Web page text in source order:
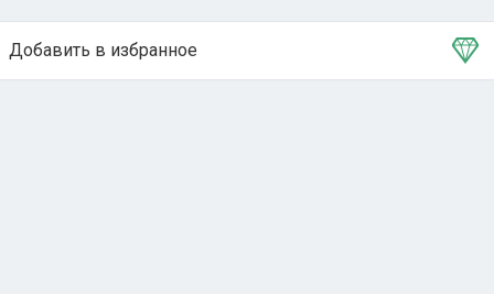
Добавить в избранное
Тема в избранном